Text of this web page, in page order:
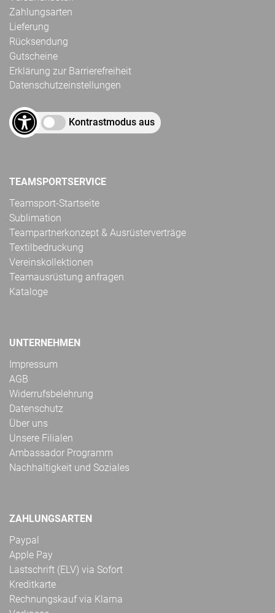
Zahlungsarten
Lieferung
Rücksendung
Gutscheine
Erklärung zur Barrierefreiheit
Datenschutzeinstellungen
Kontrastmodus aus
TEAMSPORTSERVICE
Teamsport-Startseite
Sublimation
Teampartnerkonzept & Ausrüsterverträge
Textilbedruckung
Vereinskollektionen
Teamausrüstung anfragen
Kataloge
UNTERNEHMEN
Impressum
AGB
Widerrufsbelehrung
Datenschutz
Über uns
Unsere Filialen
Ambassador Programm
Nachhaltigkeit und Soziales
ZAHLUNGSARTEN
Paypal
Apple Pay
Lastschrift (ELV) via Sofort
Kreditkarte
Rechnungskauf via Klarna